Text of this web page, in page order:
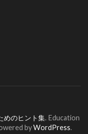
めのヒント集. Education
byWordPress.